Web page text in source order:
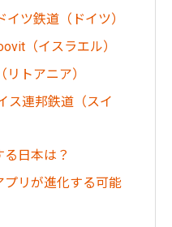
イツ鉄道（ドイツ）
（イスラエル）
リトアニア）
ス連邦鉄道（スイ
日本は？
プリが進化する可能